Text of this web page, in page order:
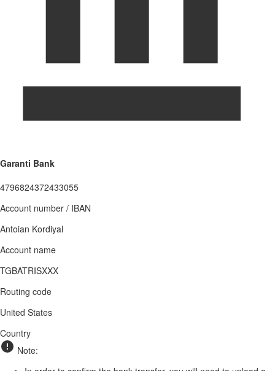
Garanti Bank
4796824372433055
Account number / IBAN
Antoian Kordiyal
Account name
TGBATRISXXX
Routing code
United States
Country
Note: